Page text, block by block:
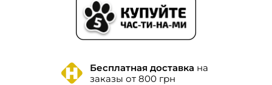
Бесплатная доставка на
заказы от 800 грн